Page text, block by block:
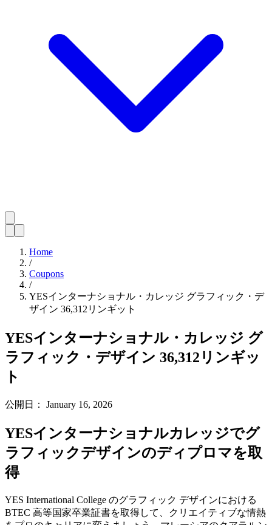
Home
/
Coupons
/
YESインターナショナル・カレッジ グラフィック・デ
ザイン 36,312リンギット
YESインターナショナル・カレッジ グ
ラフィック・デザイン 36,312リンギッ
ト
公開日： January 16, 2026
YESインターナショナルカレッジでグ
ラフィックデザインのディプロマを取
得
YES International College のグラフィック デザインにおける
BTEC 高等国家卒業証書を取得して、クリエイティブな情熱